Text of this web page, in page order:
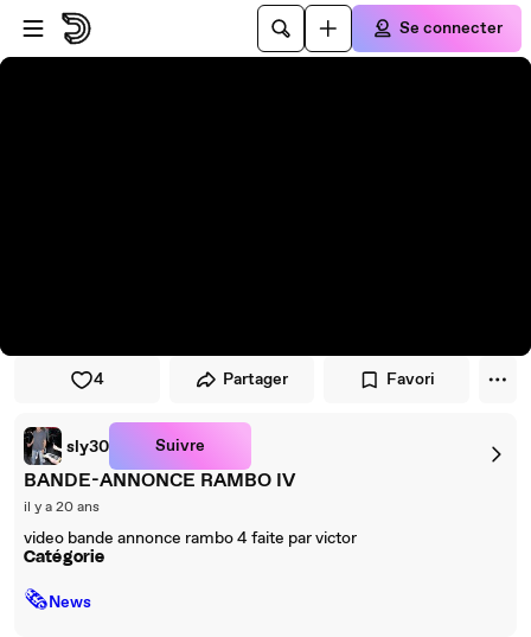
Passer au player
Passer au contenu principal
Se connecter
4 Partager Favori
sly30 Suivre
BANDE-ANNONCE RAMBO IV
il y a 20 ans
video bande annonce rambo 4 faite par victor
Catégorie
🗞News